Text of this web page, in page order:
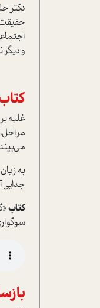
دکتر
حقيقت
و ديگر
غلبه
به
جدايي
کتاب